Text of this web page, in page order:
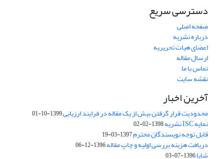
دسترسی سریع
صفحه اصلی
درباره نشریه
اعضای هیات تحریریه
ارسال مقاله
تماس با ما
نقشه سایت
آخرین اخبار
محدودیت قرار گرفتن بیش از یک مقاله در فرایند ارزیابی1399-10-01
نمایه ISC نشریه 1398-02-02
قابل توجه نویسندگان محترم1397-03-19
دریافت هزینه بررسی اولیه و چاپ مقاله1396-12-06
شاپا1396-07-03